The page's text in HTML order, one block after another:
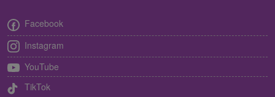
Facebook
Instagram
YouTube
TikTok